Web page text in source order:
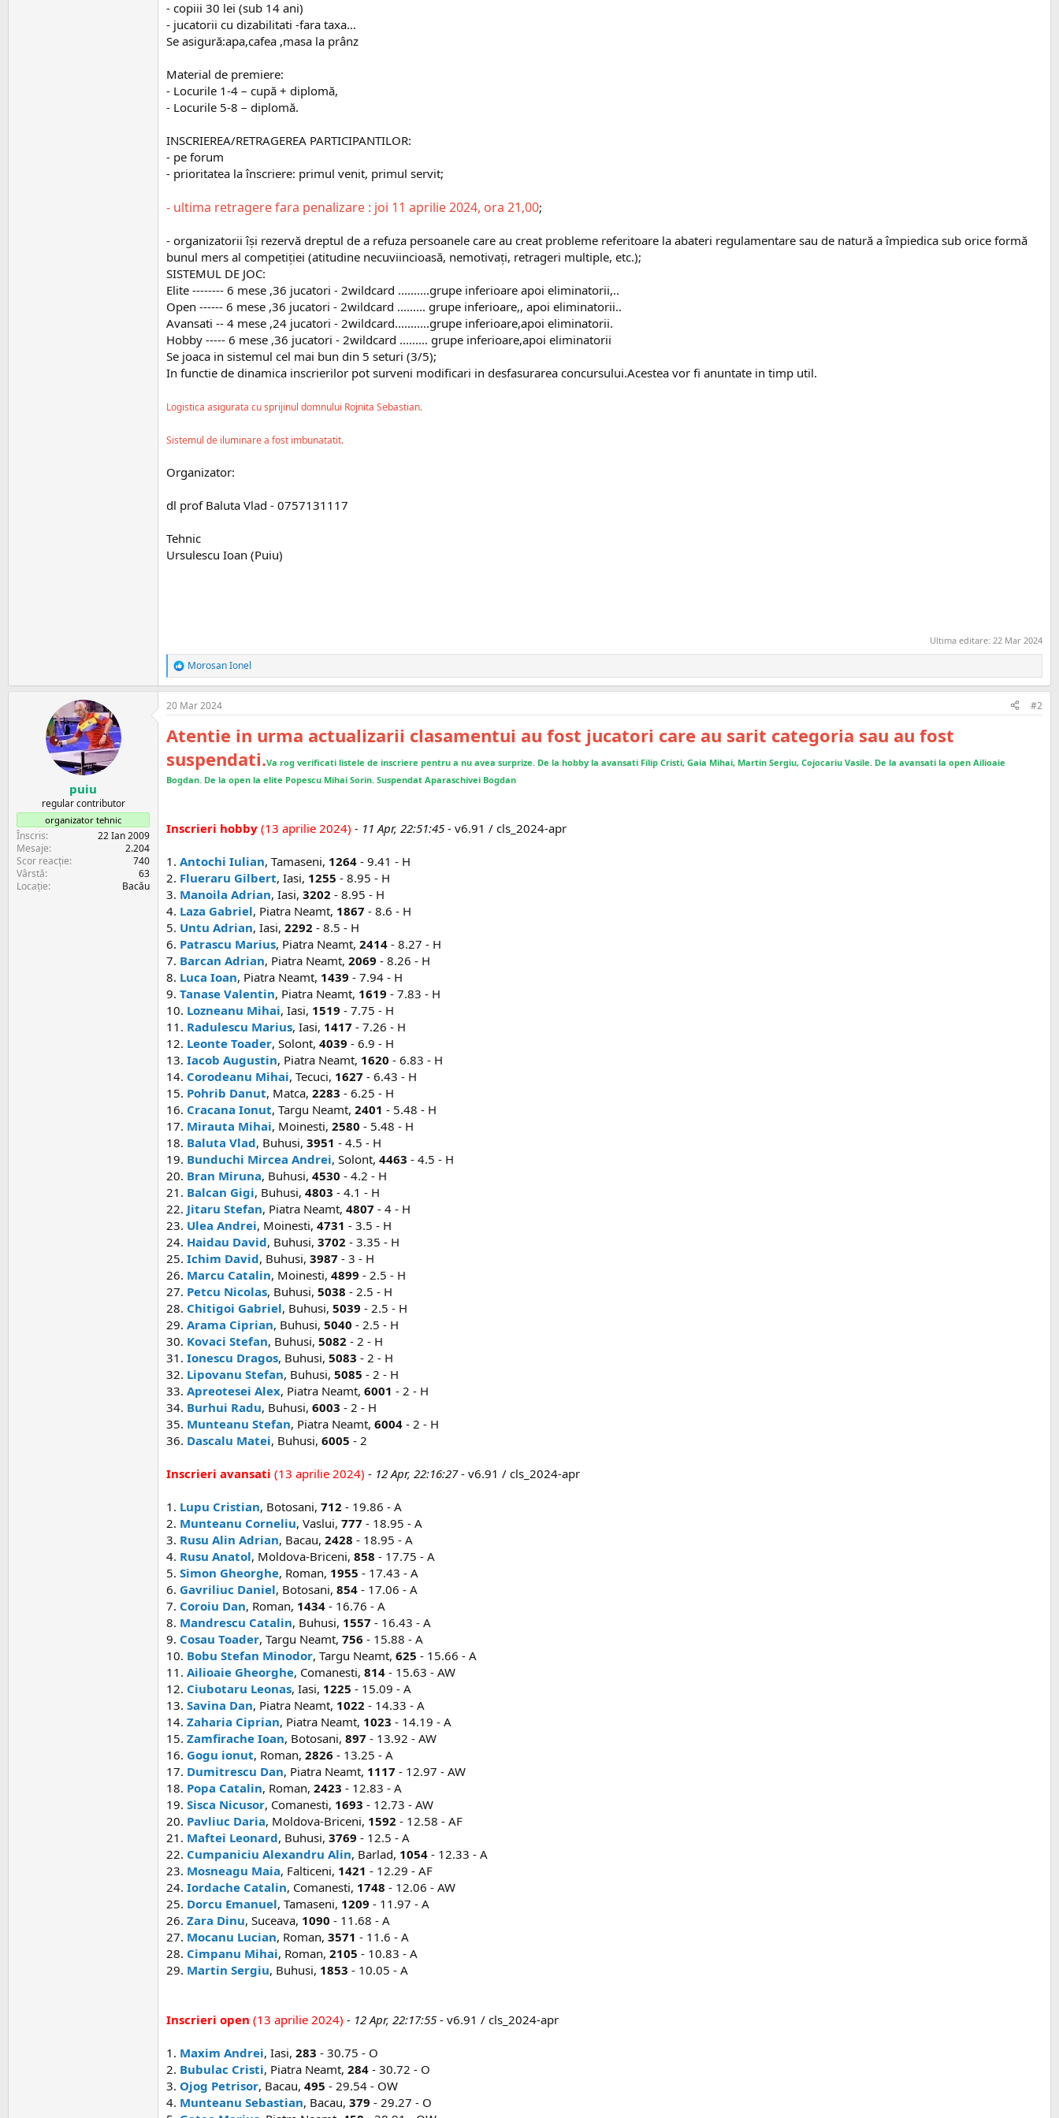
- copiii 30 lei (sub 14 ani)
- jucatorii cu dizabilitati -fara taxa...
Se asigură:apa,cafea ,masa la prânz
Material de premiere:
- Locurile 1-4 – cupă + diplomă,
- Locurile 5-8 – diplomă.
INSCRIEREA/RETRAGEREA PARTICIPANTILOR:
- pe forum
- prioritatea la înscriere: primul venit, primul servit;
- ultima retragere fara penalizare : joi 11 aprilie 2024, ora 21,00;
- organizatorii își rezervă dreptul de a refuza persoanele care au creat probleme referitoare la abateri regulamentare sau de natură a împiedica sub orice formă
bunul mers al competiției (atitudine necuviincioasă, nemotivați, retrageri multiple, etc.);
SISTEMUL DE JOC:
Elite -------- 6 mese ,36 jucatori - 2wildcard ..........grupe inferioare apoi eliminatorii,..
Open ------ 6 mese ,36 jucatori - 2wildcard ......... grupe inferioare,, apoi eliminatorii..
Avansati -- 4 mese ,24 jucatori - 2wildcard...........grupe inferioare,apoi eliminatorii.
Hobby ----- 6 mese ,36 jucatori - 2wildcard ......... grupe inferioare,apoi eliminatorii
Se joaca in sistemul cel mai bun din 5 seturi (3/5);
In functie de dinamica inscrierilor pot surveni modificari in desfasurarea concursului.Acestea vor fi anuntate in timp util.
​Logistica asigurata cu sprijinul domnului Rojnita Sebastian.
Sistemul de iluminare a fost imbunatatit.
Organizator:
dl prof Baluta Vlad - 0757131117
Tehnic
Ursulescu Ioan (Puiu)
Ultima editare: 22 Mar 2024
R
e
a
c
i
:
Morosan Ionel
puiu
regular contributor
organizator tehnic
Înscris
22 Ian 2009
Mesaje
2.204
Scor reacție
740
Vârstă
63
Locație
Bacău
20 Mar 2024 #2
Atentie in urma actualizarii clasamentui au fost jucatori care au sarit categoria sau au fost
suspendati.Va rog verificati listele de inscriere pentru a nu avea surprize. De la hobby la avansati Filip Cristi, Gaia Mihai, Martin Sergiu, Cojocariu Vasile. De la avansati la open Ailioaie
Bogdan. De la open la elite Popescu Mihai Sorin. Suspendat Aparaschivei Bogdan
Inscrieri hobby (13 aprilie 2024) - 11 Apr, 22:51:45 - v6.91 / cls_2024-apr
1. Antochi Iulian, Tamaseni, 1264 - 9.41 - H
2. Flueraru Gilbert, Iasi, 1255 - 8.95 - H
3. Manoila Adrian, Iasi, 3202 - 8.95 - H
4. Laza Gabriel, Piatra Neamt, 1867 - 8.6 - H
5. Untu Adrian, Iasi, 2292 - 8.5 - H
6. Patrascu Marius, Piatra Neamt, 2414 - 8.27 - H
7. Barcan Adrian, Piatra Neamt, 2069 - 8.26 - H
8. Luca Ioan, Piatra Neamt, 1439 - 7.94 - H
9. Tanase Valentin, Piatra Neamt, 1619 - 7.83 - H
10. Lozneanu Mihai, Iasi, 1519 - 7.75 - H
11. Radulescu Marius, Iasi, 1417 - 7.26 - H
12. Leonte Toader, Solont, 4039 - 6.9 - H
13. Iacob Augustin, Piatra Neamt, 1620 - 6.83 - H
14. Corodeanu Mihai, Tecuci, 1627 - 6.43 - H
15. Pohrib Danut, Matca, 2283 - 6.25 - H
16. Cracana Ionut, Targu Neamt, 2401 - 5.48 - H
17. Mirauta Mihai, Moinesti, 2580 - 5.48 - H
18. Baluta Vlad, Buhusi, 3951 - 4.5 - H
19. Bunduchi Mircea Andrei, Solont, 4463 - 4.5 - H
20. Bran Miruna, Buhusi, 4530 - 4.2 - H
21. Balcan Gigi, Buhusi, 4803 - 4.1 - H
22. Jitaru Stefan, Piatra Neamt, 4807 - 4 - H
23. Ulea Andrei, Moinesti, 4731 - 3.5 - H
24. Haidau David, Buhusi, 3702 - 3.35 - H
25. Ichim David, Buhusi, 3987 - 3 - H
26. Marcu Catalin, Moinesti, 4899 - 2.5 - H
27. Petcu Nicolas, Buhusi, 5038 - 2.5 - H
28. Chitigoi Gabriel, Buhusi, 5039 - 2.5 - H
29. Arama Ciprian, Buhusi, 5040 - 2.5 - H
30. Kovaci Stefan, Buhusi, 5082 - 2 - H
31. Ionescu Dragos, Buhusi, 5083 - 2 - H
32. Lipovanu Stefan, Buhusi, 5085 - 2 - H
33. Apreotesei Alex, Piatra Neamt, 6001 - 2 - H
34. Burhui Radu, Buhusi, 6003 - 2 - H
35. Munteanu Stefan, Piatra Neamt, 6004 - 2 - H
36. Dascalu Matei, Buhusi, 6005 - 2
Inscrieri avansati (13 aprilie 2024) - 12 Apr, 22:16:27- v6.91 / cls_2024-apr
1. Lupu Cristian, Botosani, 712 - 19.86 - A
2. Munteanu Corneliu, Vaslui, 777 - 18.95 - A
3. Rusu Alin Adrian, Bacau, 2428 - 18.95 - A
4. Rusu Anatol, Moldova-Briceni, 858 - 17.75 - A
5. Simon Gheorghe, Roman, 1955 - 17.43 - A
6. Gavriliuc Daniel, Botosani, 854 - 17.06 - A
7. Coroiu Dan, Roman, 1434 - 16.76 - A
8. Mandrescu Catalin, Buhusi, 1557 - 16.43 - A
9. Cosau Toader, Targu Neamt, 756 - 15.88 - A
10. Bobu Stefan Minodor, Targu Neamt, 625 - 15.66 - A
11. Ailioaie Gheorghe, Comanesti, 814 - 15.63 - AW
12. Ciubotaru Leonas, Iasi, 1225 - 15.09 - A
13. Savina Dan, Piatra Neamt, 1022 - 14.33 - A
14. Zaharia Ciprian, Piatra Neamt, 1023 - 14.19 - A
15. Zamfirache Ioan, Botosani, 897 - 13.92 - AW
16. Gogu ionut, Roman, 2826 - 13.25 - A
17. Dumitrescu Dan, Piatra Neamt, 1117 - 12.97 - AW
18. Popa Catalin, Roman, 2423 - 12.83 - A
19. Sisca Nicusor, Comanesti, 1693 - 12.73 - AW
20. Pavliuc Daria, Moldova-Briceni, 1592 - 12.58 - AF
21. Maftei Leonard, Buhusi, 3769 - 12.5 - A
22. Cumpaniciu Alexandru Alin, Barlad, 1054 - 12.33 - A
23. Mosneagu Maia, Falticeni, 1421 - 12.29 - AF
24. Iordache Catalin, Comanesti, 1748 - 12.06 - AW
25. Dorcu Emanuel, Tamaseni, 1209 - 11.97 - A
26. Zara Dinu, Suceava, 1090 - 11.68 - A
27. Mocanu Lucian, Roman, 3571 - 11.6 - A
28. Cimpanu Mihai, Roman, 2105 - 10.83 - A
29. Martin Sergiu, Buhusi, 1853 - 10.05 - A
Inscrieri open (13 aprilie 2024) - 12 Apr, 22:17:55 - v6.91 / cls_2024-apr
1. Maxim Andrei, Iasi, 283 - 30.75 - O
2. Bubulac Cristi, Piatra Neamt, 284 - 30.72 - O
3. Ojog Petrisor, Bacau, 495 - 29.54 - OW
4. Munteanu Sebastian, Bacau, 379 - 29.27 - O